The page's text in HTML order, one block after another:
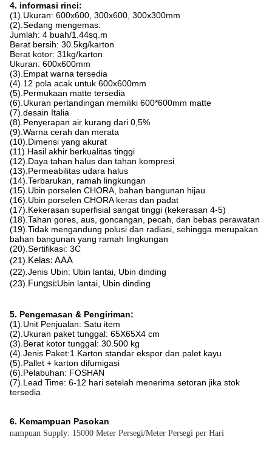
4. informasi rinci:
(1).Ukuran: 600x600, 300x600, 300x300mm
(2).Sedang mengemas:
Jumlah: 4 buah/1.44sq.m
Berat bersih: 30.5kg/karton
Berat kotor: 31kg/karton
Ukuran: 600x600mm
(3).Empat warna tersedia
(4).12 pola acak untuk 600x600mm
(5).Permukaan matte tersedia
(6).Ukuran pertandingan memiliki 600*600mm matte
(7).desain Italia
(8).Penyerapan air kurang dari 0,5%
(9).Warna cerah dan merata
(10).Dimensi yang akurat
(11).Hasil akhir berkualitas tinggi
(12).Daya tahan halus dan tahan kompresi
(13).Permeabilitas udara halus
(14).Terbarukan, ramah lingkungan
(15).Ubin porselen CHORA, bahan bangunan hijau
(16).Ubin porselen CHORA keras dan padat
(17).Kekerasan superfisial sangat tinggi (kekerasan 4-5)
(18).Tahan gores, aus, goncangan, pecah, dan bebas perawatan
(19).Tidak mengandung polusi dan radiasi, sehingga merupakan
bahan bangunan yang ramah lingkungan
(20).Sertifikasi: 3C
(21). Kelas: AAA
(22).Jenis Ubin: Ubin lantai, Ubin dinding
(23). Fungsi:Ubin lantai, Ubin dinding
5. Pengemasan & Pengiriman:
(1).Unit Penjualan: Satu item
(2).Ukuran paket tunggal: 65X65X4 cm
(3).Berat kotor tunggal: 30.500 kg
(4).Jenis Paket:1.Karton standar ekspor dan palet kayu
(5).Pallet + karton difumigasi
(6).Pelabuhan: FOSHAN
(7).Lead Time: 6-12 hari setelah menerima setoran jika stok
tersedia
6. Kemampuan Pasokan
Supply: 15000 Meter Persegi/Meter Persegi per Hari